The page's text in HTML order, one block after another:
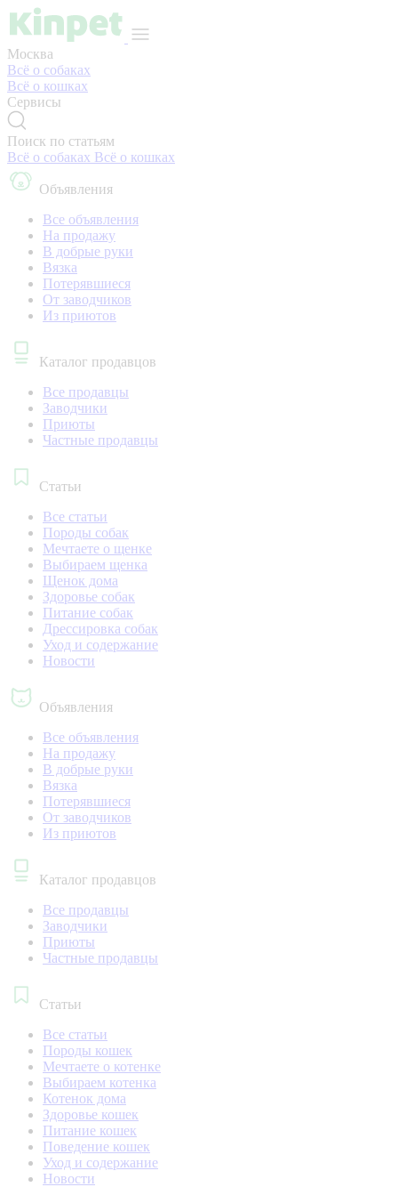
Москва
Всё о собаках
Всё о кошках
Сервисы
Поиск по статьям
Всё о собаках Всё о кошках
Объявления
Все объявления
На продажу
В добрые руки
Вязка
Потерявшиеся
От заводчиков
Из приютов
Каталог продавцов
Все продавцы
Заводчики
Приюты
Частные продавцы
Статьи
Все статьи
Породы собак
Мечтаете о щенке
Выбираем щенка
Щенок дома
Здоровье собак
Питание собак
Дрессировка собак
Уход и содержание
Новости
Объявления
Все объявления
На продажу
В добрые руки
Вязка
Потерявшиеся
От заводчиков
Из приютов
Каталог продавцов
Все продавцы
Заводчики
Приюты
Частные продавцы
Статьи
Все статьи
Породы кошек
Мечтаете о котенке
Выбираем котенка
Котенок дома
Здоровье кошек
Питание кошек
Поведение кошек
Уход и содержание
Новости